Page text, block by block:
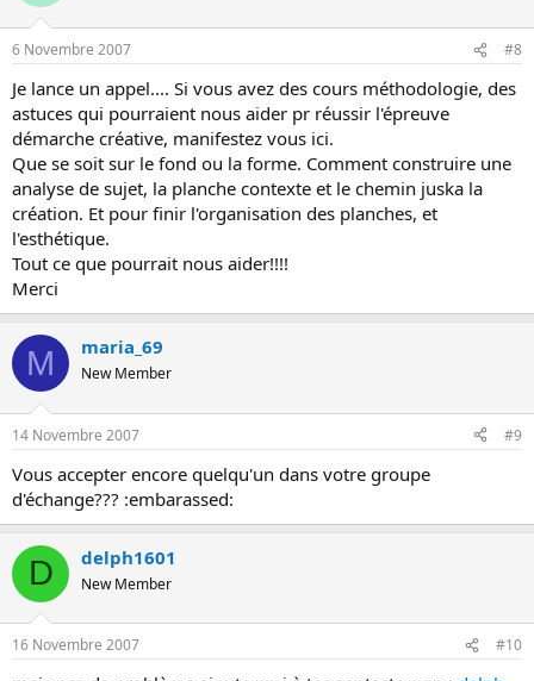
6 Novembre 2007 #8
Je lance un appel.... Si vous avez des cours méthodologie, des
astuces qui pourraient nous aider pr réussir l'épreuve
démarche créative, manifestez vous ici.
Que se soit sur le fond ou la forme. Comment construire une
analyse de sujet, la planche contexte et le chemin juska la
création. Et pour finir l'organisation des planches, et
l'esthétique.
Tout ce que pourrait nous aider!!!!
Merci
M maria_69
New Member
14 Novembre 2007 #9
Vous accepter encore quelqu'un dans votre groupe
d'échange??? :embarassed:
D delph1601
New Member
16 Novembre 2007 #10